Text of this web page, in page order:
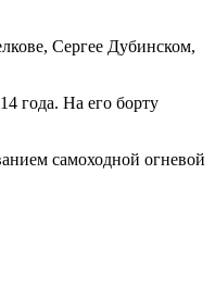
Сергее Дубинском,
года. На его борту
самоходной огневой